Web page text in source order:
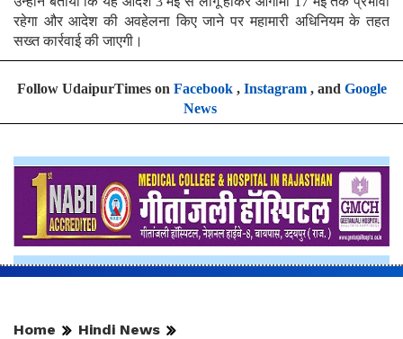
रहेगा और आदेश की अवहेलना किए जाने पर महामारी अधिनियम के तहत
सख्त कार्रवाई की जाएगी।
Follow UdaipurTimes on Facebook, Instagram, and Google
News
Home Hindi News